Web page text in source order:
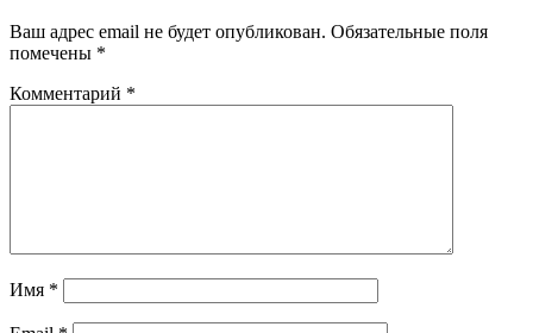
Ваш адрес email не будет опубликован. Обязательные поля
помечены *
Комментарий *
Имя *